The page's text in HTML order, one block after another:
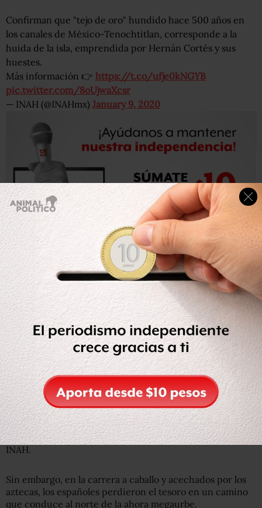
Confirman que "tejo de oro" hundido hace 500 años en
los canales de México-Tenochtitlan, corresponde a la
huida de la isla, emprendida por Hernán Cortés y sus
huestes.
Más información 👉 https://t.co/ufje0kNGYB
pic.twitter.com/8oUjwaXcsr
— INAH (@INAHmx) January 9, 2020
El 30 de junio de 1520, Cortés y sus huestes huyeron del
islote, ahora desaparecido, donde se erigía la Gran
Tenochtitlán, capital del imperio azteca, y llevaban
consigo, según los relatos, el valioso tesoro del
emperador Moctezuma.
“Este lingote es una pieza clave en el rompecabezas de
ese suceso histórico, pues coincide con la descripción
que (el conquistador español) Bernal Díaz del Castillo hizo
de los ‘tejos de oro’ que se obtuvieron de la fundición del
‘Tesoro de los antepasados de Moctezuma'”, señala el
INAH.
Sin embargo, en la carrera a caballo y acechados por los
aztecas, los españoles perdieron el tesoro en un camino
que conduce al norte de la ahora megaurbe.